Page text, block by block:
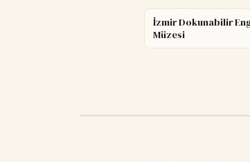
İzmir Dokunabilir
Müzesi